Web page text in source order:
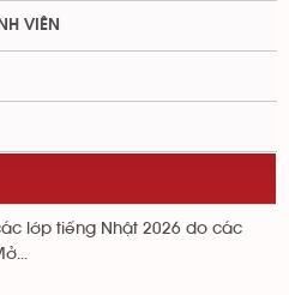
VIÊN
lớp tiếng Nhật 2026 do các